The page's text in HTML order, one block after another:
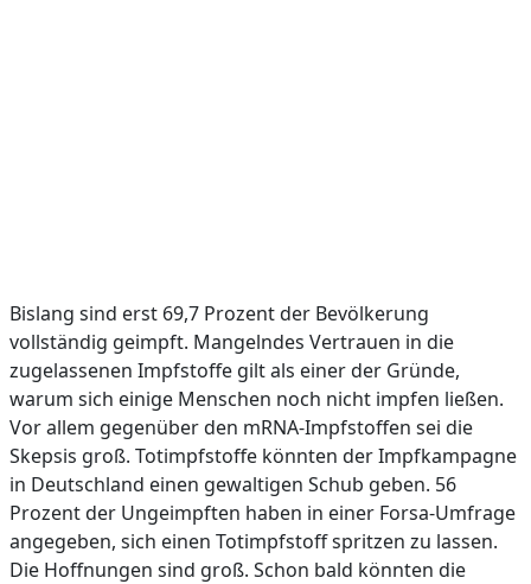
Bislang sind erst 69,7 Prozent der Bevölkerung
vollständig geimpft. Mangelndes Vertrauen in die
zugelassenen Impfstoffe gilt als einer der Gründe,
warum sich einige Menschen noch nicht impfen ließen.
Vor allem gegenüber den mRNA-Impfstoffen sei die
Skepsis groß. Totimpfstoffe könnten der Impfkampagne
in Deutschland einen gewaltigen Schub geben. 56
Prozent der Ungeimpften haben in einer Forsa-Umfrage
angegeben, sich einen Totimpfstoff spritzen zu lassen.
Die Hoffnungen sind groß. Schon bald könnten die